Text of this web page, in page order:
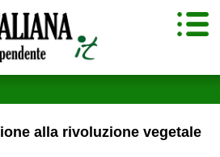
alla rivoluzione vegetale